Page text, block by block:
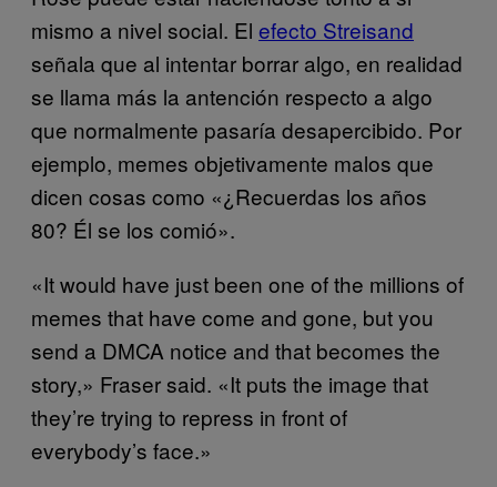
mismo a nivel social. El efecto Streisand
señala que al intentar borrar algo, en realidad
se llama más la antención respecto a algo
que normalmente pasaría desapercibido. Por
ejemplo, memes objetivamente malos que
dicen cosas como «¿Recuerdas los años
80? Él se los comió».
«It would have just been one of the millions of
memes that have come and gone, but you
send a DMCA notice and that becomes the
story,» Fraser said. «It puts the image that
they’re trying to repress in front of
everybody’s face.»